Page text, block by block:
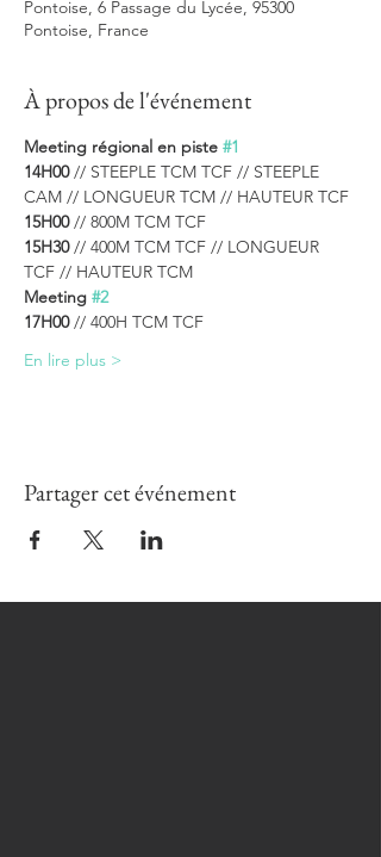
Pontoise, 6 Passage du Lycée, 95300
Pontoise, France
À propos de l'événement
Meeting régional en piste #1
14H00 // STEEPLE TCM TCF // STEEPLE
CAM // LONGUEUR TCM // HAUTEUR TCF
15H00 // 800M TCM TCF
15H30 // 400M TCM TCF // LONGUEUR
TCF // HAUTEUR TCM
Meeting #2
17H00 // 400H TCM TCF
En lire plus >
Partager cet événement